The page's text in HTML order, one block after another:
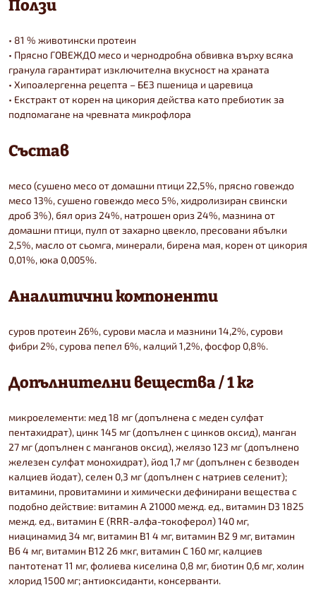
• 81 % животински протеин
• Прясно ГОВЕЖДО месо и чернодробна обвивка върху всяка
гранула гарантират изключителна вкусност на храната
• Хипоалергенна рецепта – БЕЗ пшеница и царевица
• Екстракт от корен на цикория действа като пребиотик за
подпомагане на чревната микрофлора
Състав
месо (сушено месо от домашни птици 22,5%, прясно говеждо
месо 13%, сушено говеждо месо 5%, хидролизиран свински
дроб 3%), бял ориз 24%, натрошен ориз 24%, мазнина от
домашни птици, пулп от захарно цвекло, пресовани ябълки
2,5%, масло от сьомга, минерали, бирена мая, корен от цикория
0,01%, юка 0,005%.
Аналитични компоненти
суров протеин 26%, сурови масла и мазнини 14,2%, сурови
фибри 2%, сурова пепел 6%, калций 1,2%, фосфор 0,8%.
Допълнителни вещества / 1 кг
микроелементи: мед 18 мг (допълнена с меден сулфат
пентахидрат), цинк 145 мг (допълнен с цинков оксид), манган
27 мг (допълнен с манганов оксид), желязо 123 мг (допълнено
железен сулфат монохидрат), йод 1,7 мг (допълнен с безводен
калциев йодат), селен 0,3 мг (допълнен с натриев селенит);
витамини, провитамини и химически дефинирани вещества с
подобно действие: витамин А 21000 межд. ед., витамин D3 1825
межд. ед., витамин E (RRR-алфа-токоферол) 140 мг,
ниацинамид 34 мг, витамин B1 4 мг, витамин B2 9 мг, витамин
B6 4 мг, витамин B12 26 мкг, витамин C 160 мг, калциев
пантотенат 11 мг, фолиева киселина 0,8 мг, биотин 0,6 мг, холин
хлорид 1500 мг; антиоксиданти, консерванти.